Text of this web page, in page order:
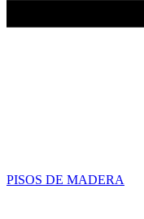
PISOS DE MADERA